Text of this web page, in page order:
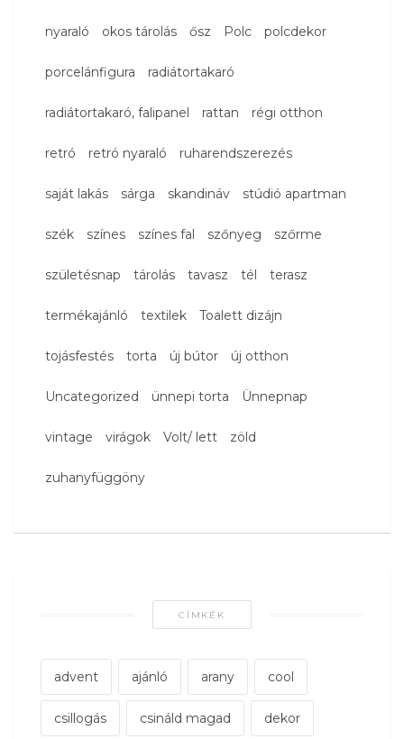
nyaraló okos tárolás ősz Polc polcdekor
porcelánfigura radiátortakaró
radiátortakaró, falipanel rattan régi otthon
retró retró nyaraló ruharendszerezés
saját lakás sárga skandináv stúdió apartman
szék színes színes fal szőnyeg szőrme
születésnap tárolás tavasz tél terasz
termékajánló textilek Toalett dizájn
tojásfestés torta új bútor új otthon
Uncategorized ünnepi torta Ünnepnap
vintage virágok Volt/ lett zöld
zuhanyfüggöny
CÍMKÉK
advent ajánló arany cool
csillogás csináld magad dekor